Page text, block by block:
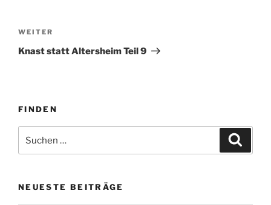
Nächster
Beitrag
WEITER
Knast statt Altersheim Teil 9
FINDEN
nach:
NEUESTE BEITRÄGE